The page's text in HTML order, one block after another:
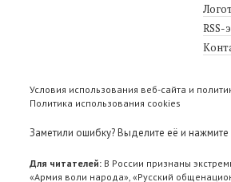
RSS-
Условия использования веб-сайта и
Политика использования cookies
Заметили ошибку? Выделите её и нажмите
Для читателей: В России признаны
«Армия воли народа», «Русский